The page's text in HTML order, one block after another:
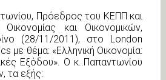
Πρόεδρος του ΚΕΠΠ και
και Οικονομικών,
(28/11/2011), στο London
με θέμα: «Ελληνική Οικονομία:
Εξόδου». Ο κ..Παπαντωνίου
τα εξής: